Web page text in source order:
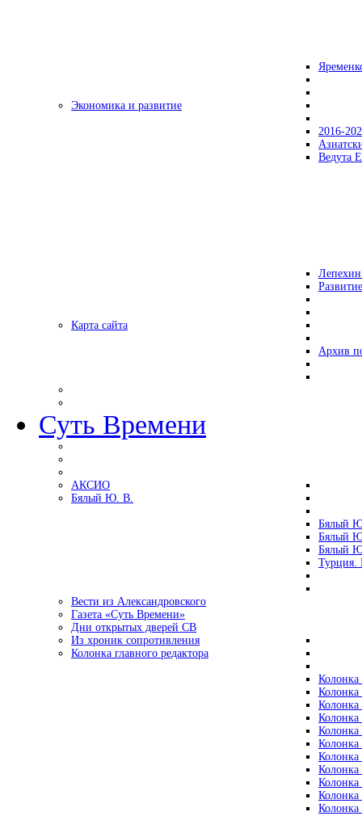
Экономика и развитие
2016-
Ведута
Карта сайта
Архив
Суть Времени
АКСИО
Бялый Ю. В.
Бялый
Бялый
Бялый
Турция.
Вести из Александровского
Газета «Суть Времени»
Дни открытых дверей СВ
Из хроник сопротивления
Колонка главного редактора
Колонка
Колонка
Колонка
Колонка
Колонка
Колонка
Колонка
Колонка
Колонка
Колонка
Колонка